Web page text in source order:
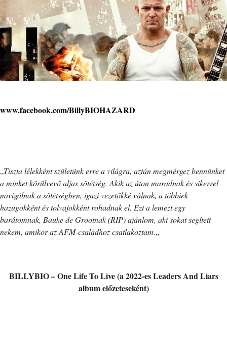
www.facebook.com/BillyBIOHAZARD
„Tiszta lélekként születünk erre a világra, aztán megmérgez bennünket
a minket körülvevő aljas sötétség. Akik az úton maradnak és sikerrel
navigálnak a sötétségben, igazi vezetőkké válnak, a többiek
hazugokként és tolvajokként rohadnak el. Ezt a lemezt egy
barátomnak, Bauke de Grootnak (RIP) ajánlom, aki sokat segített
nekem, amikor az AFM-családhoz csatlakoztam.„
BILLYBIO – One Life To Live (a 2022-esLeaders And Liars
album előzeteseként)